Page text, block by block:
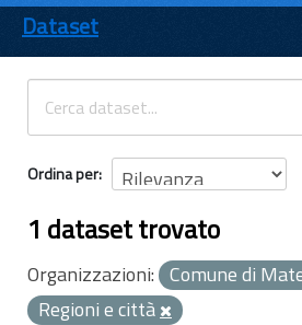
ENTI
TEMI
INFORMAZIONI
Dataset
Ordina per
1 dataset trovato
Organizzazioni: Comune di
Regioni e città